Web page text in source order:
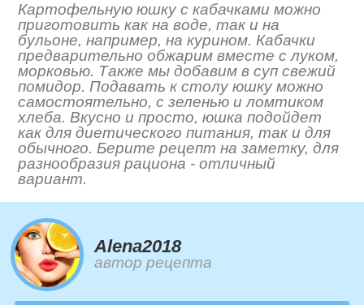
Картофельную юшку с кабачками можно
приготовить как на воде, так и на
бульоне, например, на курином. Кабачки
предварительно обжарим вместе с луком,
морковью. Также мы добавим в суп свежий
помидор. Подавать к столу юшку можно
самостоятельно, с зеленью и ломтиком
хлеба. Вкусно и просто, юшка подойдет
как для диетического питания, так и для
обычного. Берите рецепт на заметку, для
разнообразия рациона - отличный
вариант.
Alena2018
автор рецепта